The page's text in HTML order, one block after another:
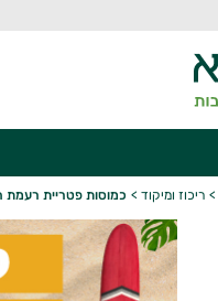
> ריכוז ומיקוד > כמוסות פטריית